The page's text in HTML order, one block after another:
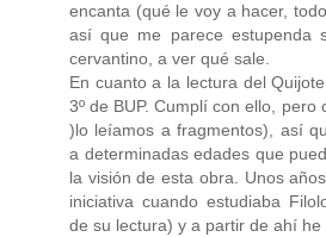
encanta (qué le voy a hacer,
así que me parece estupenda
cervantino, a ver qué sale.
En cuanto a la lectura del
3º de BUP. Cumplí con ello,
)lo leíamos a fragmentos), así
a determinadas edades que
la visión de esta obra. Unos
iniciativa cuando estudiaba
de su lectura) y a partir de ahí